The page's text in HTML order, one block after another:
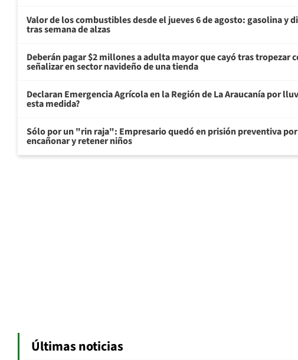
Valor de los combustibles desde el jueves 6 de agosto: gasolina y
tras semana de alzas
Deberán pagar $2 millones a adulta mayor que cayó tras tropezar
señalizar en sector navideño de una tienda
Declaran Emergencia Agrícola en la Región de La Araucanía por
esta medida?
Sólo por un "rin raja": Empresario quedó en prisión preventiva
encañonar y retener niños
Últimas noticias